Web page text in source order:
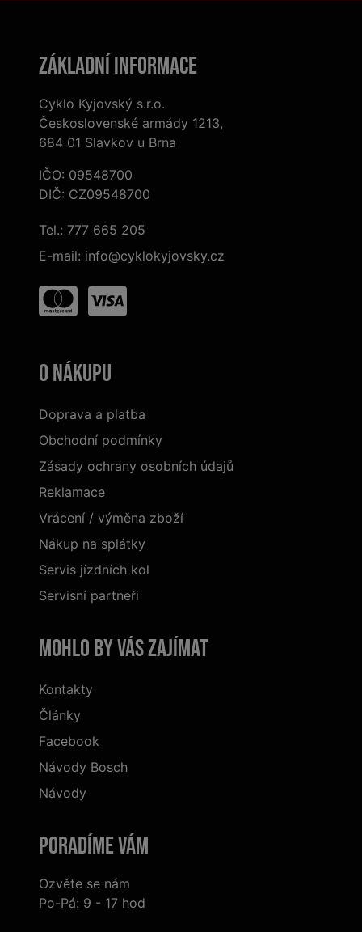
Základní informace
Cyklo Kyjovský s.r.o.
Československé armády 1213,
684 01 Slavkov u Brna
IČO: 09548700
DIČ: CZ09548700
Tel.: 777 665 205
E-mail: info@cyklokyjovsky.cz
O nákupu
Doprava a platba
Obchodní podmínky
Zásady ochrany osobních údajů
Reklamace
Vrácení / výměna zboží
Nákup na splátky
Servis jízdních kol
Servisní partneři
Mohlo by vás zajímat
Kontakty
Články
Facebook
Návody Bosch
Návody
Poradíme Vám
Ozvěte se nám
Po-Pá: 9 - 17 hod